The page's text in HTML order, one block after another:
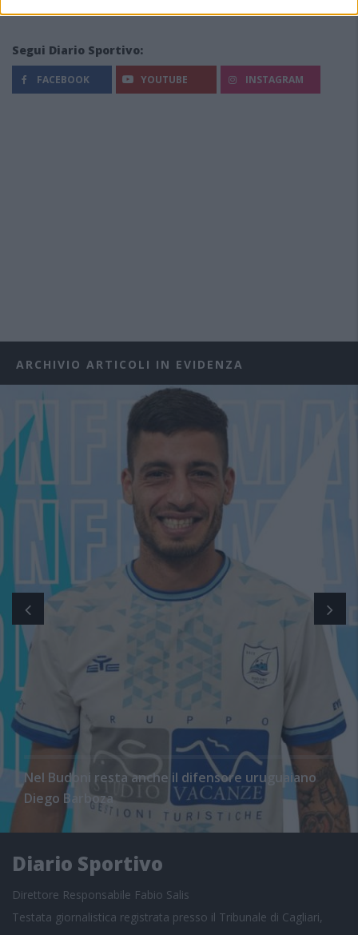
Segui Diario Sportivo:
FACEBOOK YOUTUBE INSTAGRAM
ARCHIVIO ARTICOLI IN EVIDENZA
Nel Budoni resta anche il difensore uruguaiano
Diego Barboza
Diario Sportivo
Direttore Responsabile Fabio Salis
Testata giornalistica registrata presso il Tribunale di Cagliari,